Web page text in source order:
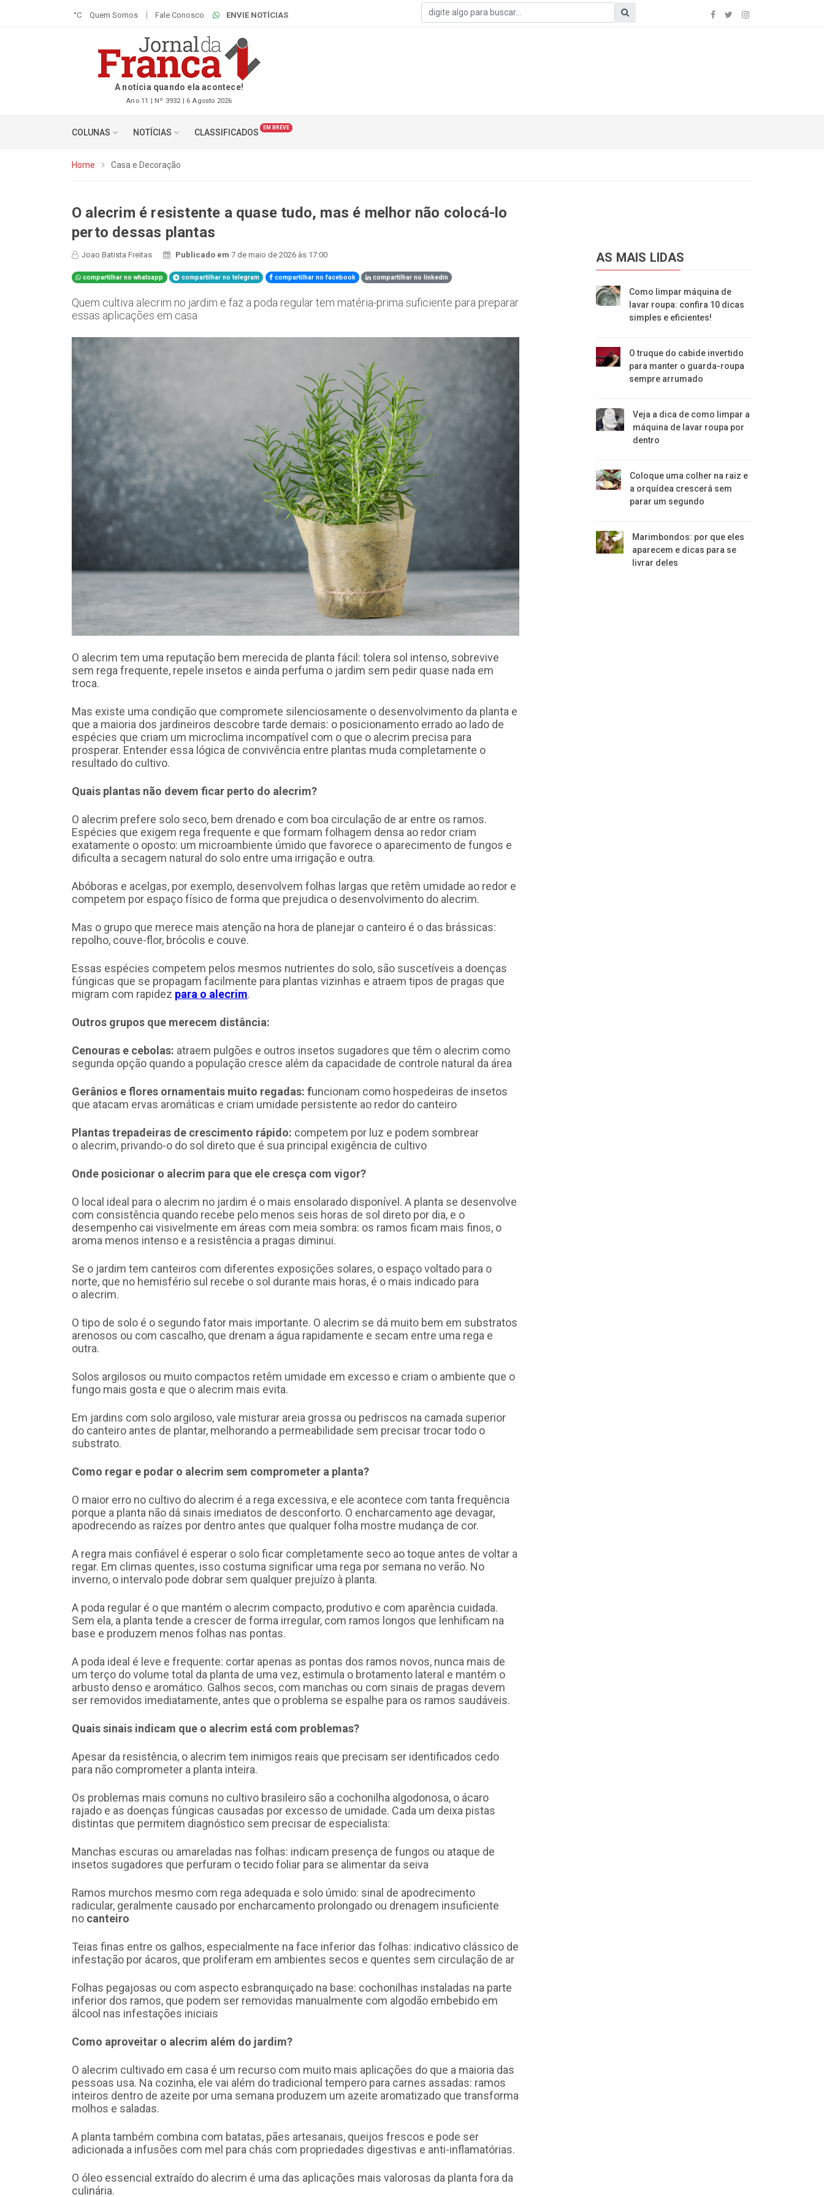
°C Quem Somos Fale Conosco ENVIE NOTÍCIAS
A notícia quando ela acontece!
Ano 11 | Nº 3932 | 6 Agosto 2026
COLUNAS NOTÍCIAS CLASSIFICADOS EM BREVE
Home Casa e Decoração
O alecrim é resistente a quase tudo, mas é melhor não colocá-lo
perto dessas plantas
Joao Batista Freitas Publicado em7 de maio de 2026 às 17:00
compartilhar no whatsapp compartilhar no telegram compartilhar no facebook compartilhar no linkedin
Quem cultiva alecrim no jardim e faz a poda regular tem matéria-prima suficiente para preparar
essas aplicações em casa
O alecrim tem uma reputação bem merecida de planta fácil: tolera sol intenso, sobrevive
sem rega frequente, repele insetos e ainda perfuma o jardim sem pedir quase nada em
troca.
Mas existe uma condição que compromete silenciosamente o desenvolvimento da planta e
que a maioria dos jardineiros descobre tarde demais: o posicionamento errado ao lado de
espécies que criam um microclima incompatível com o que o alecrim precisa para
prosperar. Entender essa lógica de convivência entre plantas muda completamente o
resultado do cultivo.
Quais plantas não devem ficar perto do alecrim?
O alecrim prefere solo seco, bem drenado e com boa circulação de ar entre os ramos.
Espécies que exigem rega frequente e que formam folhagem densa ao redor criam
exatamente o oposto: um microambiente úmido que favorece o aparecimento de fungos e
dificulta a secagem natural do solo entre uma irrigação e outra.
Abóboras e acelgas, por exemplo, desenvolvem folhas largas que retêm umidade ao redor e
competem por espaço físico de forma que prejudica o desenvolvimento do alecrim.
Mas o grupo que merece mais atenção na hora de planejar o canteiro é o das brássicas:
repolho, couve-flor, brócolis e couve.
Essas espécies competem pelos mesmos nutrientes do solo, são suscetíveis a doenças
fúngicas que se propagam facilmente para plantas vizinhas e atraem tipos de pragas que
migram com rapidez para o alecrim.
Outros grupos que merecem distância:
Cenouras e cebolas: atraem pulgões e outros insetos sugadores que têm o alecrim como
segunda opção quando a população cresce além da capacidade de controle natural da área
Gerânios e flores ornamentais muito regadas: funcionam como hospedeiras de insetos
que atacam ervas aromáticas e criam umidade persistente ao redor do canteiro
Plantas trepadeiras de crescimento rápido: competem por luz e podem sombrear
o alecrim, privando-o do sol direto que é sua principal exigência de cultivo
Onde posicionar o alecrim para que ele cresça com vigor?
O local ideal para o alecrim no jardim é o mais ensolarado disponível. A planta se desenvolve
com consistência quando recebe pelo menos seis horas de sol direto por dia, e o
desempenho cai visivelmente em áreas com meia sombra: os ramos ficam mais finos, o
aroma menos intenso e a resistência a pragas diminui.
Se o jardim tem canteiros com diferentes exposições solares, o espaço voltado para o
norte, que no hemisfério sul recebe o sol durante mais horas, é o mais indicado para
o alecrim.
O tipo de solo é o segundo fator mais importante. O alecrim se dá muito bem em substratos
arenosos ou com cascalho, que drenam a água rapidamente e secam entre uma rega e
outra.
Solos argilosos ou muito compactos retêm umidade em excesso e criam o ambiente que o
fungo mais gosta e que o alecrim mais evita.
Em jardins com solo argiloso, vale misturar areia grossa ou pedriscos na camada superior
do canteiro antes de plantar, melhorando a permeabilidade sem precisar trocar todo o
substrato.
Como regar e podar o alecrim sem comprometer a planta?
O maior erro no cultivo do alecrim é a rega excessiva, e ele acontece com tanta frequência
porque a planta não dá sinais imediatos de desconforto. O encharcamento age devagar,
apodrecendo as raízes por dentro antes que qualquer folha mostre mudança de cor.
A regra mais confiável é esperar o solo ficar completamente seco ao toque antes de voltar a
regar. Em climas quentes, isso costuma significar uma rega por semana no verão. No
inverno, o intervalo pode dobrar sem qualquer prejuízo à planta.
A poda regular é o que mantém o alecrim compacto, produtivo e com aparência cuidada.
Sem ela, a planta tende a crescer de forma irregular, com ramos longos que lenhificam na
base e produzem menos folhas nas pontas.
A poda ideal é leve e frequente: cortar apenas as pontas dos ramos novos, nunca mais de
um terço do volume total da planta de uma vez, estimula o brotamento lateral e mantém o
arbusto denso e aromático. Galhos secos, com manchas ou com sinais de pragas devem
ser removidos imediatamente, antes que o problema se espalhe para os ramos saudáveis.
Quais sinais indicam que o alecrim está com problemas?
Apesar da resistência, o alecrim tem inimigos reais que precisam ser identificados cedo
para não comprometer a planta inteira.
Os problemas mais comuns no cultivo brasileiro são a cochonilha algodonosa, o ácaro
rajado e as doenças fúngicas causadas por excesso de umidade. Cada um deixa pistas
distintas que permitem diagnóstico sem precisar de especialista:
Manchas escuras ou amareladas nas folhas: indicam presença de fungos ou ataque de
insetos sugadores que perfuram o tecido foliar para se alimentar da seiva
Ramos murchos mesmo com rega adequada e solo úmido: sinal de apodrecimento
radicular, geralmente causado por encharcamento prolongado ou drenagem insuficiente
no canteiro
Teias finas entre os galhos, especialmente na face inferior das folhas: indicativo clássico de
infestação por ácaros, que proliferam em ambientes secos e quentes sem circulação de ar
Folhas pegajosas ou com aspecto esbranquiçado na base: cochonilhas instaladas na parte
inferior dos ramos, que podem ser removidas manualmente com algodão embebido em
álcool nas infestações iniciais
Como aproveitar o alecrim além do jardim?
O alecrim cultivado em casa é um recurso com muito mais aplicações do que a maioria das
pessoas usa. Na cozinha, ele vai além do tradicional tempero para carnes assadas: ramos
inteiros dentro de azeite por uma semana produzem um azeite aromatizado que transforma
molhos e saladas.
A planta também combina com batatas, pães artesanais, queijos frescos e pode ser
adicionada a infusões com mel para chás com propriedades digestivas e anti-inflamatórias.
O óleo essencial extraído do alecrim é uma das aplicações mais valorosas da planta fora da
culinária.
AS MAIS LIDAS
Como limpar máquina de
lavar roupa: confira 10 dicas
simples e eficientes!
O truque do cabide invertido
para manter o guarda-roupa
sempre arrumado
Veja a dica de como limpar a
máquina de lavar roupa por
dentro
Coloque uma colher na raiz e
a orquídea crescerá sem
parar um segundo
Marimbondos: por que eles
aparecem e dicas para se
livrar deles